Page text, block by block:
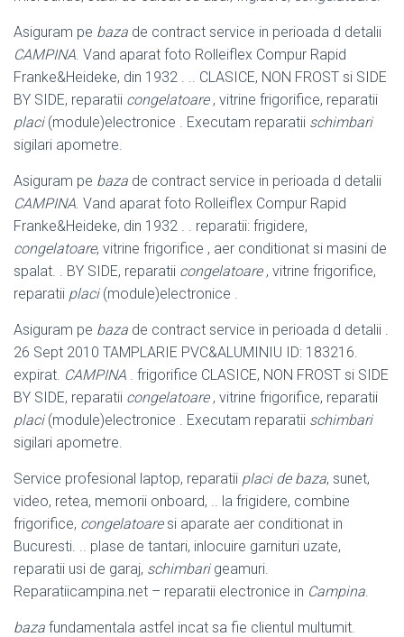
Asiguram pe baza de contract service in perioada d detalii
CAMPINA. Vand aparat foto Rolleiflex Compur Rapid
Franke&Heideke, din 1932 . .. CLASICE, NON FROST si SIDE
BY SIDE, reparatii congelatoare, vitrine frigorifice, reparatii
placi(module)electronice . Executam reparatii schimbari
sigilari apometre.
Asiguram pe baza de contract service in perioada d detalii
CAMPINA. Vand aparat foto Rolleiflex Compur Rapid
Franke&Heideke, din 1932 . . reparatii: frigidere,
congelatoare, vitrine frigorifice , aer conditionat si masini de
spalat. . BY SIDE, reparatii congelatoare, vitrine frigorifice,
reparatii placi(module)electronice .
Asiguram pe baza de contract service in perioada d detalii .
26 Sept 2010 TAMPLARIE PVC&ALUMINIU ID: 183216.
expirat. CAMPINA . frigorifice CLASICE, NON FROST si SIDE
BY SIDE, reparatii congelatoare, vitrine frigorifice, reparatii
placi(module)electronice . Executam reparatii schimbari
sigilari apometre.
Service profesional laptop, reparatii placi de baza, sunet,
video, retea, memorii onboard, .. la frigidere, combine
frigorifice, congelatoaresi aparate aer conditionat in
Bucuresti. .. plase de tantari, inlocuire garnituri uzate,
reparatii usi de garaj, schimbarigeamuri.
Reparatiicampina.net – reparatii electronice in Campina.
baza fundamentala astfel incat sa fie clientul multumit.